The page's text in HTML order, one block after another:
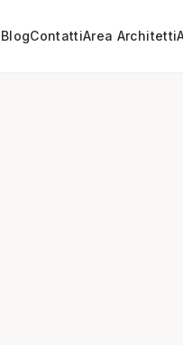
BlogContattiArea Architetti